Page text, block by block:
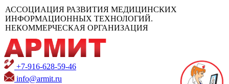
АССОЦИАЦИЯ РАЗВИТИЯ МЕДИЦИНСКИХ
ИНФОРМАЦИОННЫХ ТЕХНОЛОГИЙ.
НЕКОММЕРЧЕСКАЯ ОРГАНИЗАЦИЯ
+7-916-628-59-46
info@armit.ru